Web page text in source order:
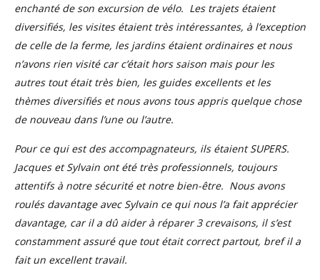
enchanté de son excursion de vélo. Les trajets étaient
diversifiés, les visites étaient très intéressantes, à l’exception
de celle de la ferme, les jardins étaient ordinaires et nous
n’avons rien visité car c’était hors saison mais pour les
autres tout était très bien, les guides excellents et les
thèmes diversifiés et nous avons tous appris quelque chose
de nouveau dans l’une ou l’autre.
Pour ce qui est des accompagnateurs, ils étaient SUPERS.
Jacques et Sylvain ont été très professionnels, toujours
attentifs à notre sécurité et notre bien-être. Nous avons
roulés davantage avec Sylvain ce qui nous l’a fait apprécier
davantage, car il a dû aider à réparer 3 crevaisons, il s’est
constamment assuré que tout était correct partout, bref il a
fait un excellent travail.